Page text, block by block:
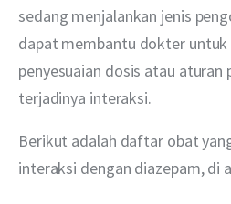
sedang menjalankan jenis
dapat membantu dokter
penyesuaian dosis atau aturan
terjadinya interaksi.
Berikut adalah daftar obat
interaksi dengan diazepam, di